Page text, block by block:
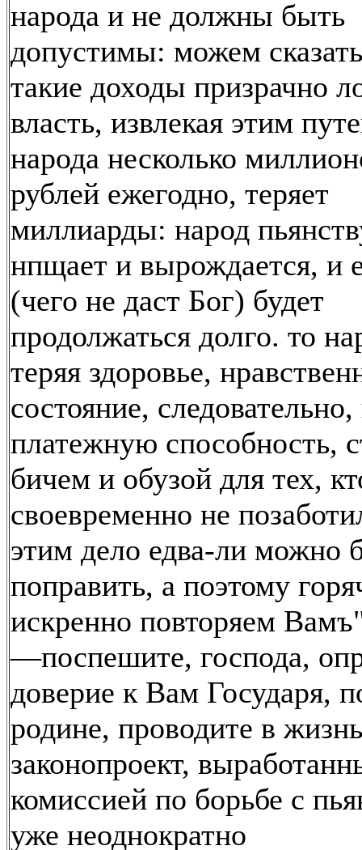
народа и не должны быть
допустимы: можем
такие доходы призрачно
власть, извлекая этим
народа несколько
рублей ежегодно, теряет
миллиарды: народ
нпщает и вырождается, и
(чего не даст Бог) будет
продолжаться долго. то
теряя здоровье,
состояние, следовательно,
платежную способность,
бичем и обузой для тех,
своевременно не
этим дело едва-ли можно
поправить, а поэтому
искренно повторяем
—поспешите, господа,
доверие к Вам Государя,
родине, проводите в жизнь
законопроект,
комиссией по борьбе с
уже неоднократно